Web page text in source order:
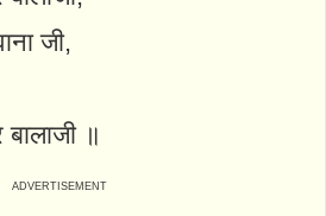
जी,
बालाजी ॥